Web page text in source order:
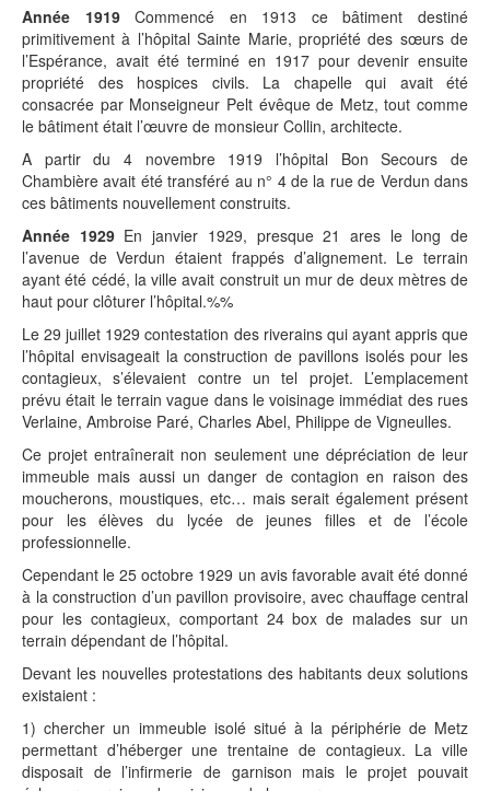
Année 1919Commencé en 1913 ce bâtiment destiné
primitivement à l’hôpital Sainte Marie, propriété des sœurs de
l’Espérance, avait été terminé en 1917 pour devenir ensuite
propriété des hospices civils. La chapelle qui avait été
consacrée par Monseigneur Pelt évêque de Metz, tout comme
le bâtiment était l’œuvre de monsieur Collin, architecte.
A partir du 4 novembre 1919 l’hôpital Bon Secours de
Chambière avait été transféré au n° 4 de la rue de Verdun dans
ces bâtiments nouvellement construits.
Année 1929En janvier 1929, presque 21 ares le long de
l’avenue de Verdun étaient frappés d’alignement. Le terrain
ayant été cédé, la ville avait construit un mur de deux mètres de
haut pour clôturer l’hôpital.%%
Le 29 juillet 1929 contestation des riverains qui ayant appris que
l’hôpital envisageait la construction de pavillons isolés pour les
contagieux, s’élevaient contre un tel projet. L’emplacement
prévu était le terrain vague dans le voisinage immédiat des rues
Verlaine, Ambroise Paré, Charles Abel, Philippe de Vigneulles.
Ce projet entraînerait non seulement une dépréciation de leur
immeuble mais aussi un danger de contagion en raison des
moucherons, moustiques, etc… mais serait également présent
pour les élèves du lycée de jeunes filles et de l’école
professionnelle.
Cependant le 25 octobre 1929 un avis favorable avait été donné
à la construction d’un pavillon provisoire, avec chauffage central
pour les contagieux, comportant 24 box de malades sur un
terrain dépendant de l’hôpital.
Devant les nouvelles protestations des habitants deux solutions
existaient :
1) chercher un immeuble isolé situé à la périphérie de Metz
permettant d’héberger une trentaine de contagieux. La ville
disposait de l’infirmerie de garnison mais le projet pouvait